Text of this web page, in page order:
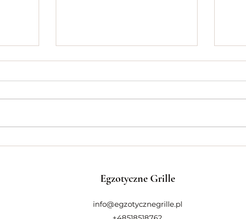
Egzotyczne Grille
info@egzotycznegrille.pl